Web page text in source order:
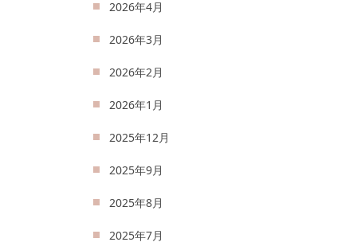
2026年4月
2026年3月
2026年2月
2026年1月
2025年12月
2025年9月
2025年8月
2025年7月